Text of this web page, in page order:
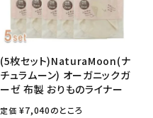
(5枚セット)NaturaMoon(ナ
チュラムーン) オーガニックガ
ーゼ 布製 おりものライナー
定価 ¥7,040のところ